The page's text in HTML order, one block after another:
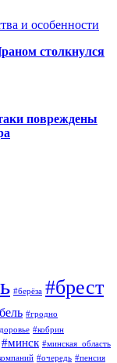
и особенности
столкнулся
повреждены
#берёза #брест
#гродно
#кобрин
#минск #минская_область
#очередь #пенсия